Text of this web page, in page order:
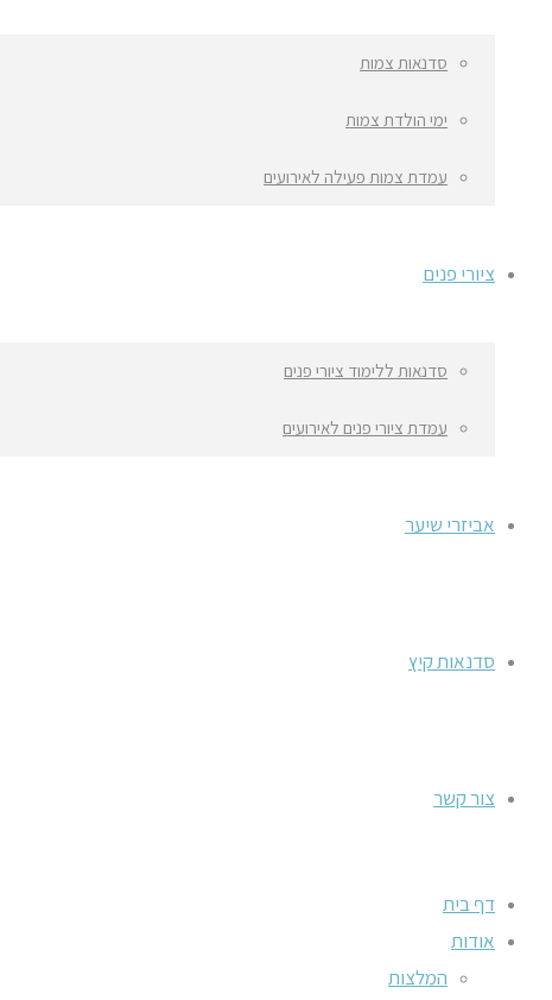
סדנאות צמות
ימי הולדת צמות
עמדת צמות פעילה לאירועים
ציורי פנים
סדנאות ללימוד ציורי פנים
עמדת ציורי פנים לאירועים
אביזרי שיער
סדנאות קיץ
צור קשר
דף בית
אודות
המלצות